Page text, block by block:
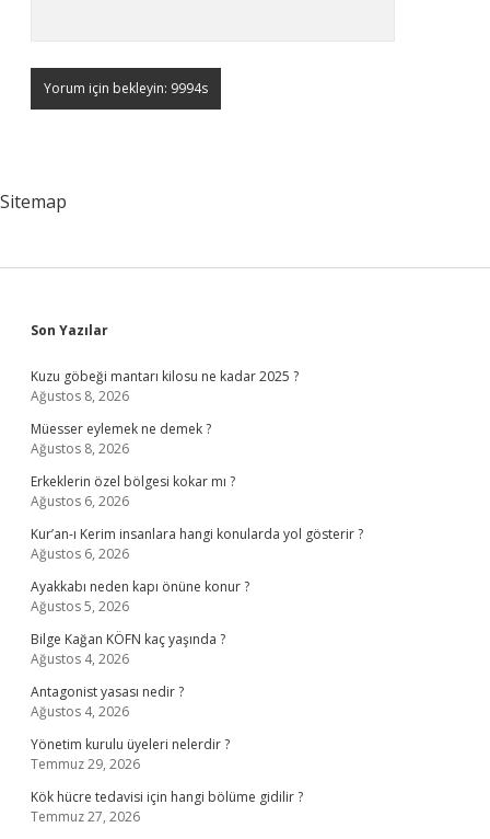
Sitemap
Sidebar
Son Yazılar
Kuzu göbeği mantarı kilosu ne kadar 2025 ?
Ağustos 8, 2026
Müesser eylemek ne demek ?
Ağustos 8, 2026
Erkeklerin özel bölgesi kokar mı ?
Ağustos 6, 2026
Kur’an-ı Kerim insanlara hangi konularda yol gösterir ?
Ağustos 6, 2026
Ayakkabı neden kapı önüne konur ?
Ağustos 5, 2026
Bilge Kağan KÖFN kaç yaşında ?
Ağustos 4, 2026
Antagonist yasası nedir ?
Ağustos 4, 2026
Yönetim kurulu üyeleri nelerdir ?
Temmuz 29, 2026
Kök hücre tedavisi için hangi bölüme gidilir ?
Temmuz 27, 2026